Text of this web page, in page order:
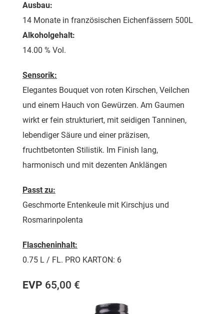
Ausbau:
14 Monate in französischen Eichenfässern 500L
Alkoholgehalt:
14.00 % Vol.
Sensorik:
Elegantes Bouquet von roten Kirschen, Veilchen
und einem Hauch von Gewürzen. Am Gaumen
wirkt er fein strukturiert, mit seidigen Tanninen,
lebendiger Säure und einer präzisen,
fruchtbetonten Stilistik. Im Finish lang,
harmonisch und mit dezenten Anklängen
Passt zu:
Geschmorte Entenkeule mit Kirschjus und
Rosmarinpolenta
Flascheninhalt:
0.75 L / FL. PRO KARTON: 6
EVP 65,00 €